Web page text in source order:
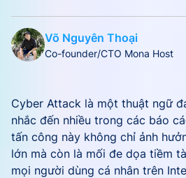
Võ Nguyên Thoại
Co-founder/CTO Mona Host
Cyber Attack là một thuật ngữ
nhắc đến nhiều trong các báo
tấn công này không chỉ ảnh
lớn mà còn là mối đe dọa tiềm
mọi người dùng cá nhân trên